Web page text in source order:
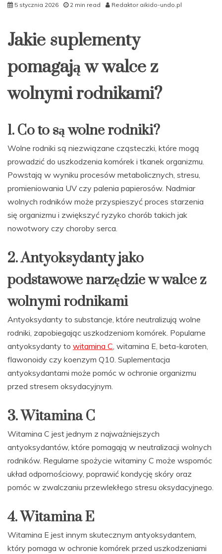
5 stycznia 2026 2 min read Redaktor aikido-undo.pl
Jakie suplementy
pomagają w walce z
wolnymi rodnikami?
1. Co to są wolne rodniki?
Wolne rodniki są niezwiązane cząsteczki, które mogą
prowadzić do uszkodzenia komórek i tkanek organizmu.
Powstają w wyniku procesów metabolicznych, stresu,
promieniowania UV czy palenia papierosów. Nadmiar
wolnych rodników może przyspieszyć proces starzenia
się organizmu i zwiększyć ryzyko chorób takich jak
nowotwory czy choroby serca.
2. Antyoksydanty jako
podstawowe narzędzie w walce z
wolnymi rodnikami
Antyoksydanty to substancje, które neutralizują wolne
rodniki, zapobiegając uszkodzeniom komórek. Popularne
antyoksydanty to witamina C, witamina E, beta-karoten,
flawonoidy czy koenzym Q10. Suplementacja
antyoksydantami może pomóc w ochronie organizmu
przed stresem oksydacyjnym.
3. Witamina C
Witamina C jest jednym z najważniejszych
antyoksydantów, które pomagają w neutralizacji wolnych
rodników. Regularne spożycie witaminy C może wspomóc
układ odpornościowy, poprawić kondycję skóry oraz
pomóc w zwalczaniu przewlekłego stresu oksydacyjnego.
4. Witamina E
Witamina E jest innym skutecznym antyoksydantem,
który pomaga w ochronie komórek przed uszkodzeniami